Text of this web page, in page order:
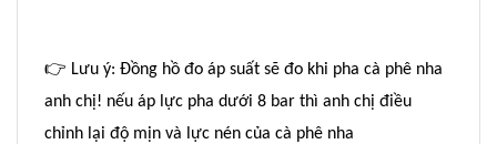
👉 Lưu ý: Đồng hồ đo áp suất sẽ đo khi pha cà phê nha
anh chị! nếu áp lực pha dưới 8 bar thì anh chị điều
chỉnh lại độ mịn và lực nén của cà phê nha